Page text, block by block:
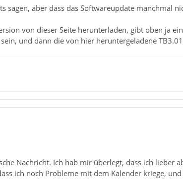
sagen, aber dass das Softwareupdate manchmal
von dieser Seite herunterladen, gibt oben ja
und dann die von hier heruntergeladene
Nachricht. Ich hab mir überlegt, dass ich lieber
ich noch Probleme mit dem Kalender kriege,